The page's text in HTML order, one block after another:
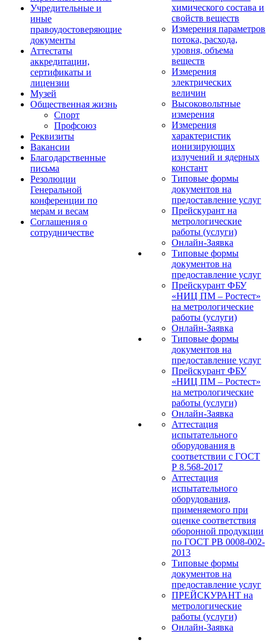
Учредительные и
иные
правоудостоверяющие
документы
Аттестаты
аккредитации,
сертификаты и
лицензии
Музей
Общественная жизнь
Спорт
Профсоюз
Реквизиты
Вакансии
Благодарственные
письма
Резолюции
Генеральной
конференции по
мерам и весам
Соглашения о
сотрудничестве
химического состава и
свойств веществ
Измерения параметров
потока, расхода,
уровня, объема
веществ
Измерения
электрических
величин
Высоковольтные
измерения
Измерения
характеристик
ионизирующих
излучений и ядерных
констант
Типовые формы
документов на
предоставление услуг
Прейскурант на
метрологические
работы (услуги)
Онлайн-Заявка
Типовые формы
документов на
предоставление услуг
Прейскурант ФБУ
«НИЦ ПМ – Ростест»
на метрологические
работы (услуги)
Онлайн-Заявка
Типовые формы
документов на
предоставление услуг
Прейскурант ФБУ
«НИЦ ПМ – Ростест»
на метрологические
работы (услуги)
Онлайн-Заявка
Аттестация
испытательного
оборудования в
соответствии с ГОСТ
Р 8.568-2017
Аттестация
испытательного
оборудования,
применяемого при
оценке соответствия
оборонной продукции
по ГОСТ РВ 0008-002-
2013
Типовые формы
документов на
предоставление услуг
ПРЕЙСКУРАНТ на
метрологические
работы (услуги)
Онлайн-Заявка